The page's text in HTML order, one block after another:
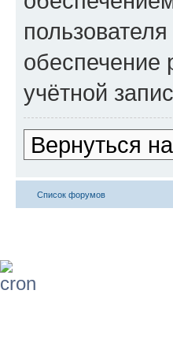
обеспечение
учётной
Вернуться
Список форумов